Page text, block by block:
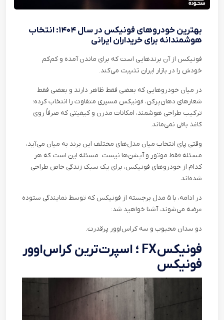
بهترین خودروهای فونیکس در سال ۱۴۰۴: انتخاب
هوشمندانه برای خریداران ایرانی
فونیکس از آن برندهایی‌ است که برای ماندن آمده و کم‌کم
خودش را در بازار ایران تثبیت می‌کند.
در میان خودروهایی که بعضی فقط ظاهر دارند و بعضی فقط
شعارهای دها‌ن‌پرکن، فونیکس مسیری متفاوت را انتخاب کرده؛
ترکیب طراحی هوشمند، امکانات مدرن و کیفیتی که صرفاً روی
کاغذ باقی نمی‌ماند.
وقتی پای انتخاب میان مدل‌های مختلف این برند به میان می‌آید،
مسئله فقط موتور و آپشن‌ها نیست. مسئله این است که هر
کدام از خودروهای فونیکس، برای یک سبک زندگی خاص طراحی
شده‌اند.
در ادامه، با ۵ مدل برجسته از فونیکس که توسط نمایندگی ستوده
عرضه می‌شوند، آشنا خواهید شد:
دو سدان محبوب و سه کراس‌اوور پرقدرت.
فونیکسFX ؛ اسپرت‌ترین کراس‌اوور
فونیکس